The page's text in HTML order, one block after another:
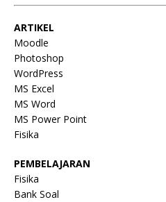
ARTIKEL
Moodle
Photoshop
WordPress
MS Excel
MS Word
MS Power Point
Fisika
PEMBELAJARAN
Fisika
Bank Soal